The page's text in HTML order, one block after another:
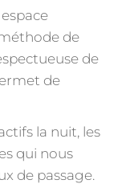
de
de
de
la nuit, les
qui nous
de passage.